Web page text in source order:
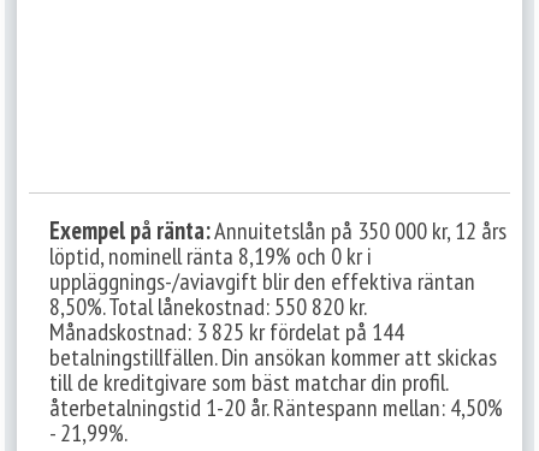
Exempel på ränta:Annuitetslån på 350 000 kr, 12 års
löptid, nominell ränta 8,19% och 0 kr i
uppläggnings-/aviavgift blir den effektiva räntan
8,50%. Total lånekostnad: 550 820 kr.
Månadskostnad: 3 825 kr fördelat på 144
betalningstillfällen. Din ansökan kommer att skickas
till de kreditgivare som bäst matchar din profil.
återbetalningstid 1-20 år. Räntespann mellan: 4,50%
- 21,99%.